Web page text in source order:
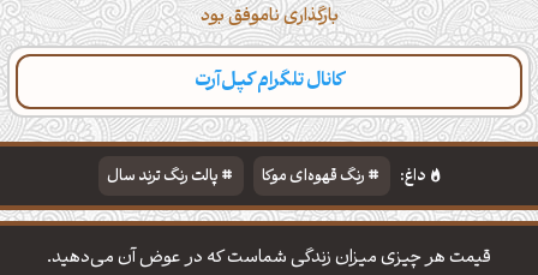
بارگذاری ناموفق بود
کانال تلگرام کپل‌آرت
داغ: رنگ قهوه‌ای موکا
پالت رنگ ترند سال
دانلود والپیپر مذهبی
تایپوگرافی شعر مولانا
قیمت هر چیزی میزان زندگی شماست که در عوض آن می‌دهید.